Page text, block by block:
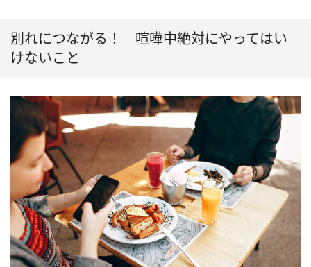
別れにつながる！ 喧嘩中絶対にやってはい
けないこと